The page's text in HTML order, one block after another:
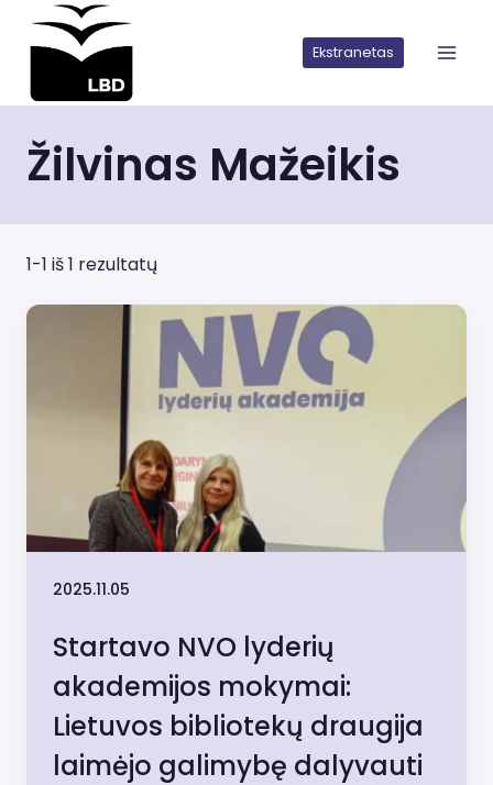
pereiti
turinio
Ekstranetas
Žilvinas Mažeikis
1-1 iš 1 rezultatų
2025.11.05
Startavo NVO lyderių
akademijos mokymai:
Lietuvos bibliotekų draugija
laimėjo galimybę dalyvauti